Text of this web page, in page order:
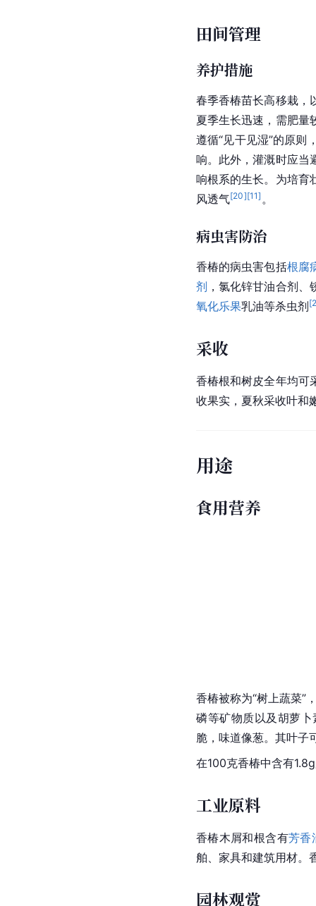
田间管理
养护措施
春季香椿苗长高移栽，
夏季生长迅速，需肥量
遵循“见干见湿”的原则
响。此外，灌溉时应当
响根系的生长。为培育
风透气[20][11] 。
病虫害防治
香椿的病虫害包括根腐
剂 ，氯化锌甘油合剂、
氧化乐果乳油等杀虫剂[
采收
香椿根和树皮全年均可
收果实，夏秋采收叶和
用途
食用营养
香椿被称为“树上蔬菜”
磷等矿物质以及胡萝卜
脆，味道像葱。其叶子
在100克香椿中含有
工业原料
香椿木屑和根含有芳香
舶、家具和建筑用材。
园林观赏